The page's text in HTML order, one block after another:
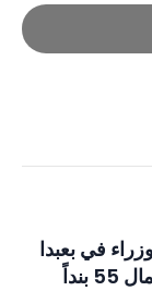
في بعبدا